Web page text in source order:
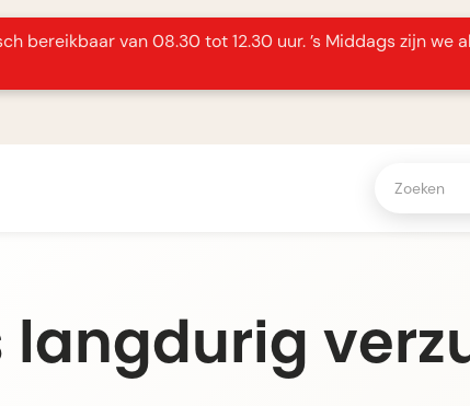
bereikbaar van 08.30 tot 12.30 uur. ’s Middags zijn we
langdurig